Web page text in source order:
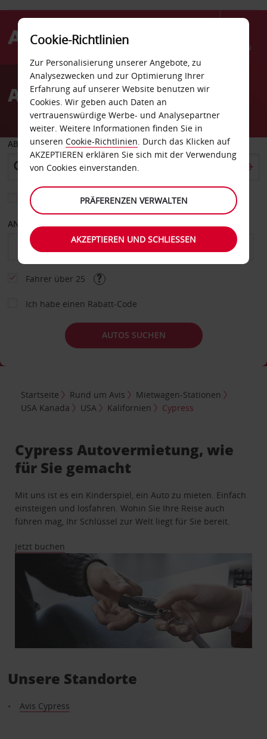
Menü
AvisAutovermietung Zypern
ABHOLEN VON
Eine andere Rückgabestation auswählen
ANFANGSDATUM
Fahrer über 25
Ich habe einen Rabatt-Code
AUTOS SUCHEN
Startseite Rund um Avis
Mietwagen-Stationen
USA Kanada
USA Kalifornien Cypress
Cypress Autovermietung, wie
für Sie gemacht
Mit uns ist es ein Kinderspiel, ein Auto zu mieten. Einfach
einsteigen und losfahren. Wohin Sie Ihre Reise auch
führen mag, Ihr Schlüssel zur Welt liegt für Sie bereit.
Jetzt buchen
Unsere Standorte
Avis Cypress
Cookie-Richtlinien
Zur Personalisierung unserer Angebote, zu
Analysezwecken und zur Optimierung Ihrer
Erfahrung auf unserer Website benutzen wir
Cookies. Wir geben auch Daten an
vertrauenswürdige Werbe- und Analysepartner
weiter. Weitere Informationen finden Sie in
unseren Cookie-Richtlinien. Durch das Klicken auf
AKZEPTIEREN erklären Sie sich mit der Verwendung
von Cookies einverstanden.
PRÄFERENZEN VERWALTEN
AKZEPTIEREN UND SCHLIESSEN